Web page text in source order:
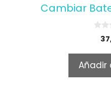
Cambiar
o
f
5
Añadir